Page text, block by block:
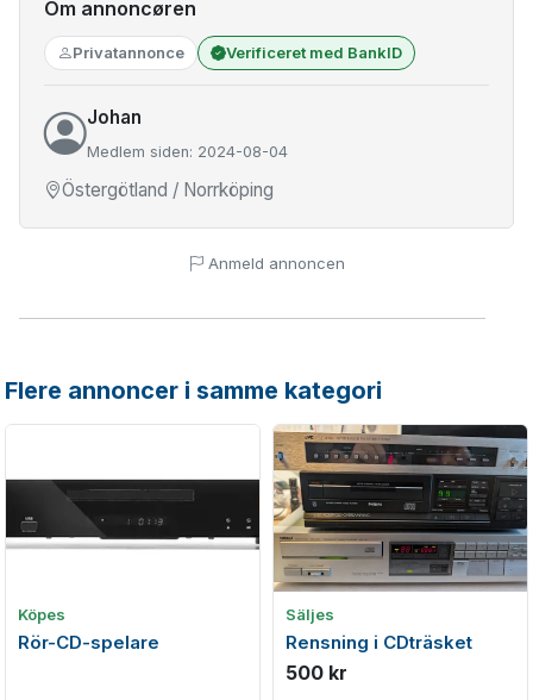
Om annoncøren
Privatannonce Verificeret med BankID
Johan
Medlem siden: 2024-08-04
Östergötland / Norrköping
Anmeld annoncen
Flere annoncer i samme kategori
Köpes
Rör-CD-spelare
Säljes
Rensning i CDträsket
500 kr